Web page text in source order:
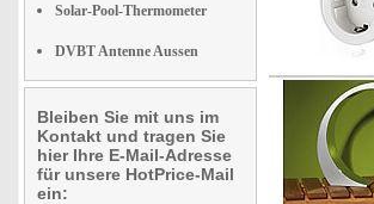
Solar-Pool-Thermometer
DVBT Antenne Aussen
Bleiben Sie mit uns im
Kontakt und tragen Sie
hier Ihre E-Mail-Adresse
für unsere HotPrice-Mail
ein: